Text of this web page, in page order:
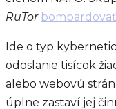
RuTor bombardovať
Ide o typ
odoslanie tisícok
alebo webovú
úplne zastaví jej